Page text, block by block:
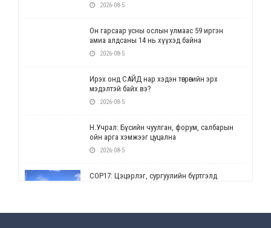
2026-08-5
Он гарсаар усны ослын улмаас 59 иргэн
амиа алдсаны 14 нь хүүхэд байна
2026-08-5
Ирэх онд САЙД нар хэдэн төгрөгийн эрх
мэдэлтэй байх вэ?
2026-08-5
Н.Учрал: Бүсийн чуулган, форум, салбарын
ойн арга хэмжээг цуцална
2026-08-5
СОР17: Цэцэрлэг, сургуулийн бүртгэлд